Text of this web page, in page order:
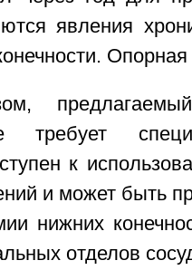
явления
требует
к
и может быть
нижних
отделов